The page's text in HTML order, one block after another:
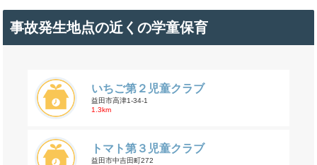
事故発生地点の近くの学童保育
いちご第２児童クラブ
益田市高津1-34-1
1.3km
トマト第３児童クラブ
益田市中吉田町272